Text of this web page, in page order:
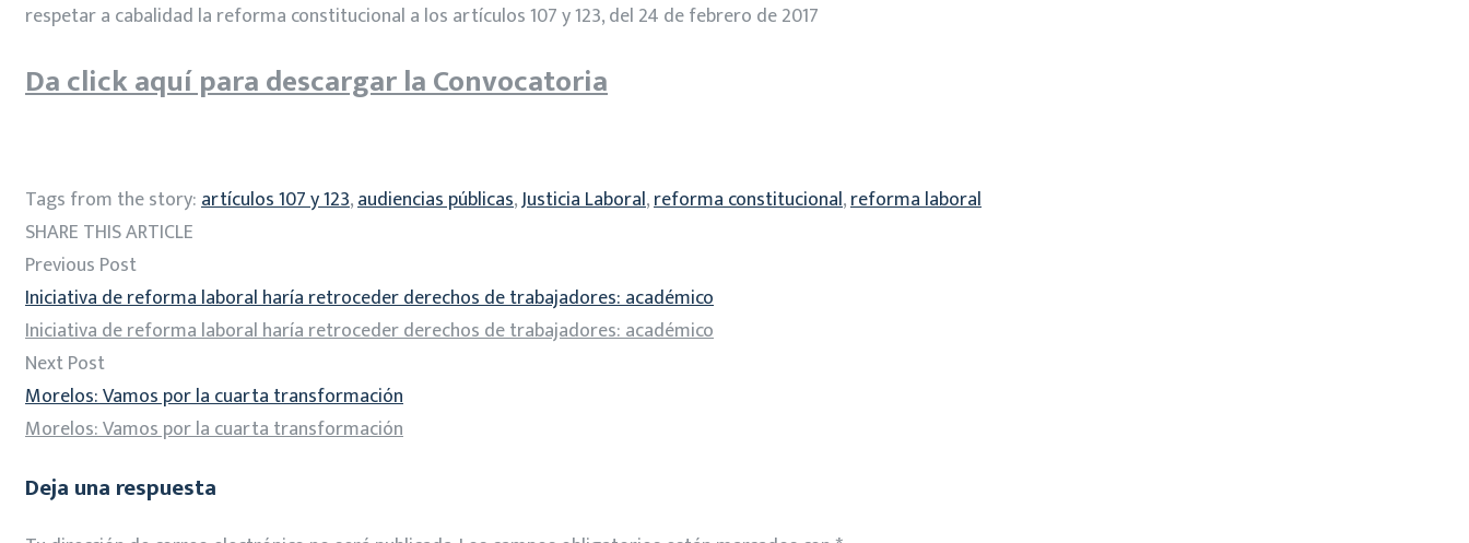
respetar a cabalidad la reforma constitucional a los artículos 107 y 123, del 24 de febrero de 2017
Da click aquí para descargar la Convocatoria
Tags from the story:artículos 107 y 123,audiencias públicas,Justicia Laboral,reforma constitucional,reforma laboral
SHARE THIS ARTICLE
Previous Post
Iniciativa de reforma laboral haría retroceder derechos de trabajadores: académico
Iniciativa de reforma laboral haría retroceder derechos de trabajadores: académico
Next Post
Morelos: Vamos por la cuarta transformación
Morelos: Vamos por la cuarta transformación
Deja una respuesta